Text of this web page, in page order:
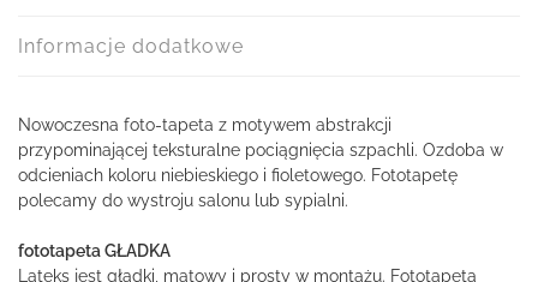
Informacje dodatkowe
Nowoczesna foto-tapeta z motywem abstrakcji
przypominającej teksturalne pociągnięcia szpachli. Ozdoba w
odcieniach koloru niebieskiego i fioletowego. Fototapetę
polecamy do wystroju salonu lub sypialni.
fototapeta GŁADKA
Lateks jest gładki, matowy i prosty w montażu. Fototapeta